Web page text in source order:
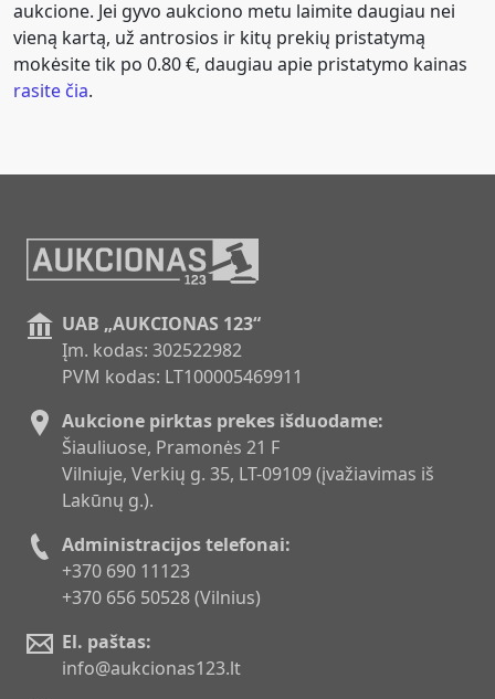
aukcione. Jei gyvo aukciono metu laimite daugiau nei
vieną kartą, už antrosios ir kitų prekių pristatymą
mokėsite tik po 0.80 €, daugiau apie pristatymo kainas
rasite čia.
UAB „AUKCIONAS 123“
Įm. kodas: 302522982
PVM kodas: LT100005469911
Aukcione pirktas prekes išduodame:
Šiauliuose, Pramonės 21 F
Vilniuje, Verkių g. 35, LT-09109 (įvažiavimas iš
Lakūnų g.).
Administracijos telefonai:
+370 690 11123
+370 656 50528 (Vilnius)
El. paštas:
info@aukcionas123.lt